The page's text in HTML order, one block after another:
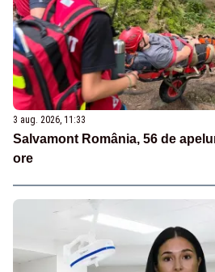
3 aug. 2026, 11:33
Salvamont România, 56 de
ore